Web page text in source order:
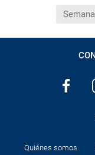
Quiénes somos